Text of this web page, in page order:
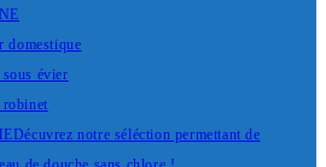
domestique
évier
Décuvrez notre séléction permettant de